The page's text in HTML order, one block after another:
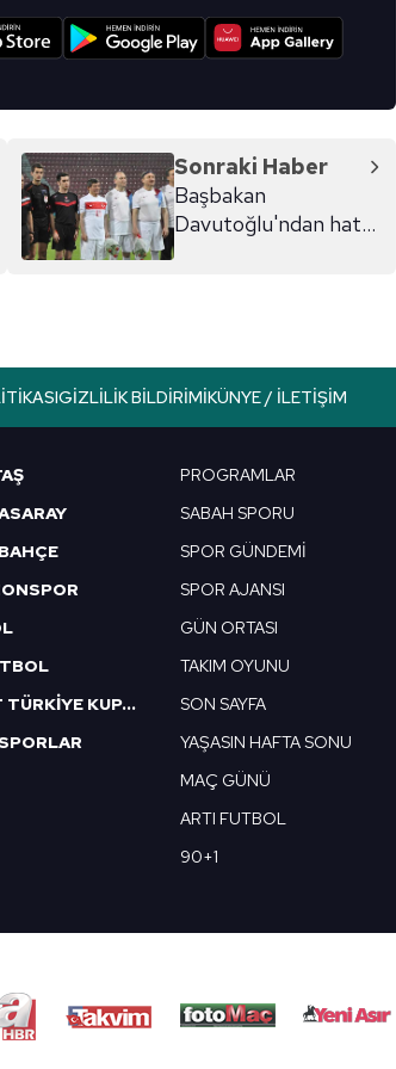
Sonraki Haber
Başbakan
Davutoğlu'ndan hat-
GIZLILIK BILDIRIMIKÜNYE / İLETIŞIM
ZİRAAT TÜRKİYE KUPASI
PROGRAMLAR
SABAH SPORU
SPOR GÜNDEMİ
SPOR AJANSI
GÜN ORTASI
TAKIM OYUNU
SON SAYFA
YAŞASIN HAFTA SONU
MAÇ GÜNÜ
ARTI FUTBOL
90+1